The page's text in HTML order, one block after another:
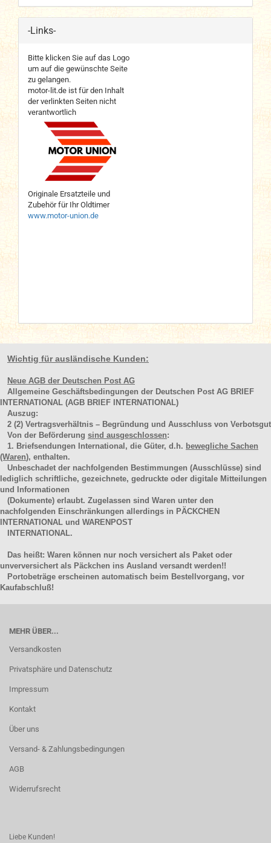
-Links-
Bitte klicken Sie auf das Logo
um auf die gewünschte Seite
zu gelangen.
motor-lit.de ist für den Inhalt
der verlinkten Seiten nicht
verantwortlich
Originale Ersatzteile und
Zubehör für Ihr Oldtimer
www.motor-union.de
Wichtig für ausländische Kunden:
Neue AGB der Deutschen Post AG
Allgemeine Geschäftsbedingungen der Deutschen Post AG BRIEF
INTERNATIONAL (AGB BRIEF INTERNATIONAL)
Auszug:
2 (2) Vertragsverhältnis – Begründung und Ausschluss von Verbotsgut
Von der Beförderung sind ausgeschlossen:
1. Briefsendungen International, die Güter, d.h. bewegliche Sachen
(Waren), enthalten.
Unbeschadet der nachfolgenden Bestimmungen (Ausschlüsse) sind
lediglich schriftliche, gezeichnete, gedruckte oder digitale Mitteilungen
und Informationen
(Dokumente) erlaubt. Zugelassen sind Waren unter den
nachfolgenden Einschränkungen allerdings in PÄCKCHEN
INTERNATIONAL und WARENPOST
INTERNATIONAL.
Das heißt: Waren können nur noch versichert als Paket oder
unverversichert als Päckchen ins Ausland versandt werden!!
Portobeträge erscheinen automatisch beim Bestellvorgang, vor
Kaufabschluß!
MEHR ÜBER...
Versandkosten
Privatsphäre und Datenschutz
Impressum
Kontakt
Über uns
Versand- & Zahlungsbedingungen
AGB
Widerrufsrecht
Liebe Kunden!